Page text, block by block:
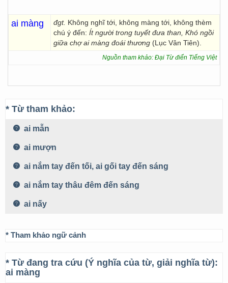
ai màng đgt. Không nghĩ tới, không màng tới, không thèm
chú ý đến: Ít người trong tuyết đưa than, Khó ngồi
giữa chợ ai màng đoái thương (Lục Vân Tiên).
Nguồn tham khảo: Đại Từ điển Tiếng Việt
* Từ tham khảo:
ai mẫn
ai mượn
ai nắm tay đến tối, ai gối tay đến sáng
ai nắm tay thâu đêm đến sáng
ai nấy
* Tham khảo ngữ cảnh
* Từ đang tra cứu (Ý nghĩa của từ, giải nghĩa từ):
ai màng